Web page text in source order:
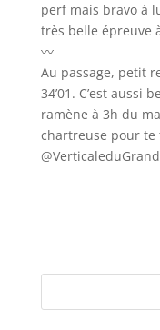
perf mais bravo à
très belle épreuve
〰️
Au passage, petit
34’01. C’est aussi
ramène à 3h du
chartreuse pour te